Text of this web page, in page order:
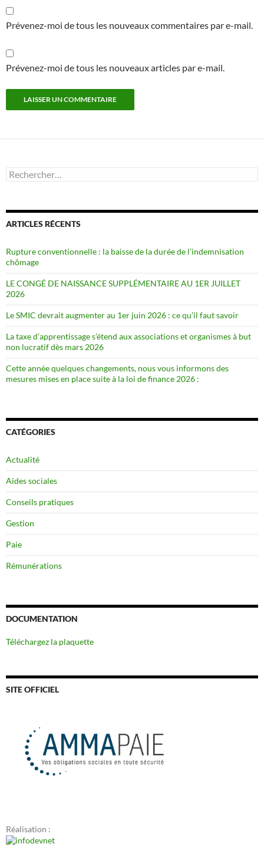
Prévenez-moi de tous les nouveaux commentaires par e-mail.
Prévenez-moi de tous les nouveaux articles par e-mail.
Rechercher :
ARTICLES RÉCENTS
Rupture conventionnelle : la baisse de la durée de l’indemnisation
chômage
LE CONGÉ DE NAISSANCE SUPPLÉMENTAIRE AU 1ER JUILLET
2026
Le SMIC devrait augmenter au 1er juin 2026 : ce qu’il faut savoir
La taxe d’apprentissage s’étend aux associations et organismes à but
non lucratif dès mars 2026
Cette année quelques changements, nous vous informons des
mesures mises en place suite à la loi de finance 2026 :
CATÉGORIES
Actualité
Aides sociales
Conseils pratiques
Gestion
Paie
Rémunérations
DOCUMENTATION
Téléchargez la plaquette
SITE OFFICIEL
Réalisation :